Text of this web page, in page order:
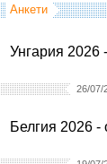
Анкети
Унгария 2026
26/07/
Белгия 2026 -